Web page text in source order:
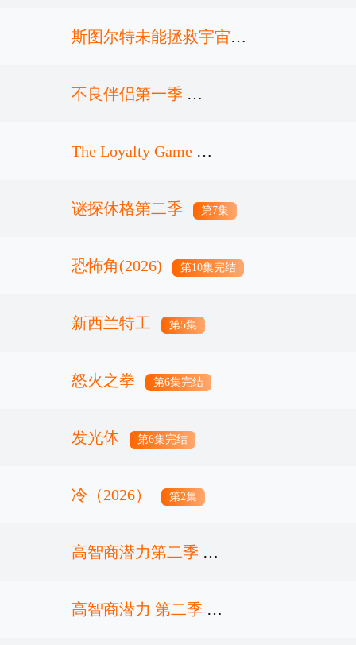
斯图尔特未能拯救宇宙
第2集
不良伴侣第一季
第6集完结
The Loyalty Game
第10集
谜探休格第二季 第7集
恐怖角(2026) 第10集完结
新西兰特工 第5集
怒火之拳 第6集完结
发光体 第6集完结
冷（2026） 第2集
高智商潜力第二季
第1集
高智商潜力 第二季